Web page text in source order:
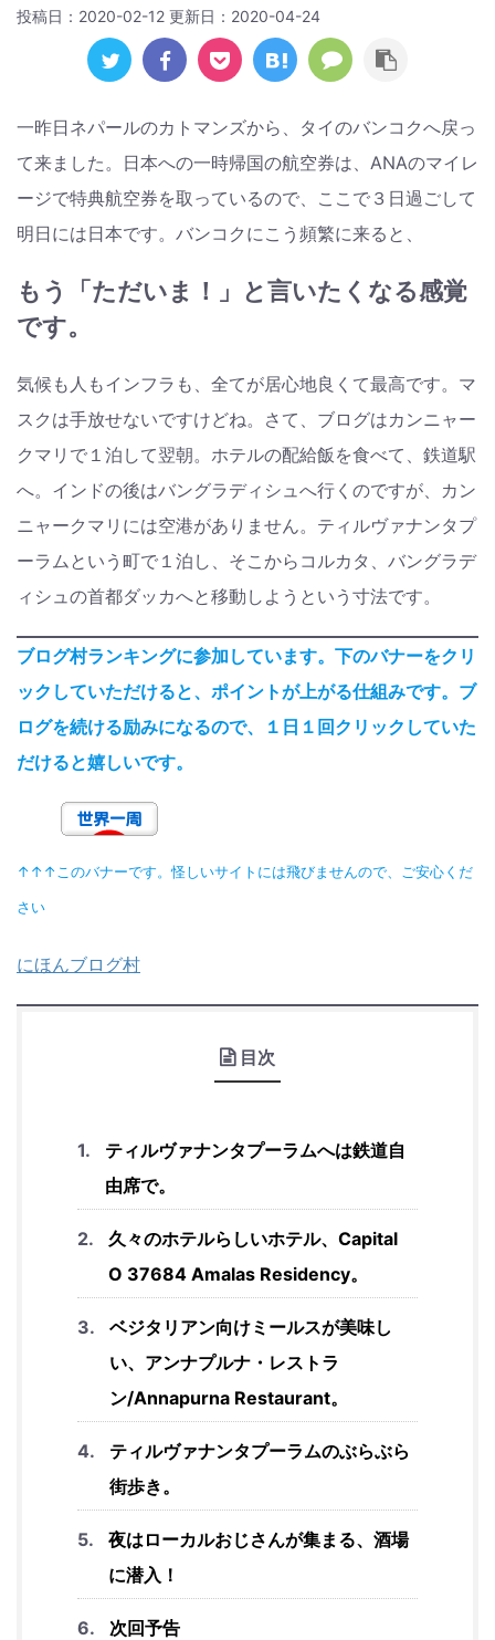
投稿日：2020-02-12 更新日： 2020-04-24
一昨日ネパールのカトマンズから、タイのバンコクへ戻っ
て来ました。日本への一時帰国の航空券は、ANAのマイレ
ージで特典航空券を取っているので、ここで３日過ごして
明日には日本です。バンコクにこう頻繁に来ると、
もう「ただいま！」と言いたくなる感覚
です。
気候も人もインフラも、全てが居心地良くて最高です。マ
スクは手放せないですけどね。さて、ブログはカンニャー
クマリで１泊して翌朝。ホテルの配給飯を食べて、鉄道駅
へ。インドの後はバングラディシュへ行くのですが、カン
ニャークマリには空港がありません。ティルヴァナンタプ
ーラムという町で１泊し、そこからコルカタ、バングラデ
ィシュの首都ダッカへと移動しようという寸法です。
ブログ村ランキングに参加しています。下のバナーをクリ
ックしていただけると、ポイントが上がる仕組みです。ブ
ログを続ける励みになるので、１日１回クリックしていた
だけると嬉しいです。
↑↑↑このバナーです。怪しいサイトには飛びませんので、ご安心くだ
さい
にほんブログ村
目次
ティルヴァナンタプーラムへは鉄道自
由席で。
久々のホテルらしいホテル、Capital
O 37684 Amalas Residency。
ベジタリアン向けミールスが美味し
い、アンナプルナ・レストラ
ン/Annapurna Restaurant。
ティルヴァナンタプーラムのぶらぶら
街歩き。
夜はローカルおじさんが集まる、酒場
に潜入！
次回予告